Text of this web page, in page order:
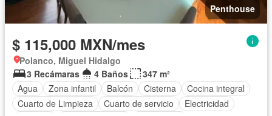
Penthouse
$ 115,000 MXN/mes
Polanco, Miguel Hidalgo
3 Recámaras
4 Baños
347 m²
Agua
Zona infantil Balcón Cisterna
Cocina integral
Cuarto de Limpieza
Cuarto de servicio
Electricidad